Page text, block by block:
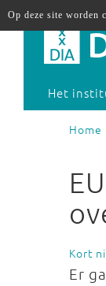
Het
Home
Kort
Er
Op deze site worden